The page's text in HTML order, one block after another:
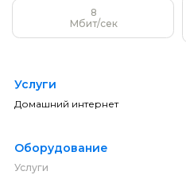
8
Мбит/сек
Услуги
Домашний интернет
Оборудование
Услуги